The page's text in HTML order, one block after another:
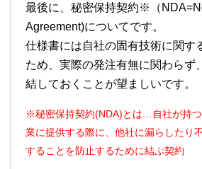
最後に、秘密保持契約※（
Agreement)についてです。
仕様書には自社の固有技術に関す
ため、実際の発注有無に関わらず
結しておくことが望ましいです。
※秘密保持契約(NDA)とは…自社が持
業に提供する際に、他社に漏らしたり
することを防止するために結ぶ契約